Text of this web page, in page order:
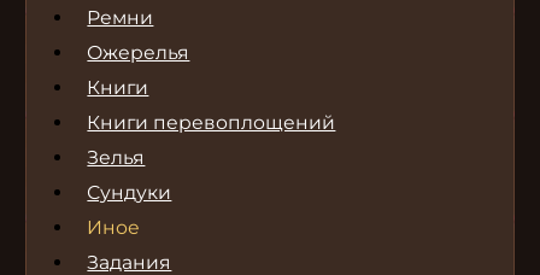
Ремни
Ожерелья
Книги
Книги перевоплощений
Зелья
Сундуки
Иное
Задания